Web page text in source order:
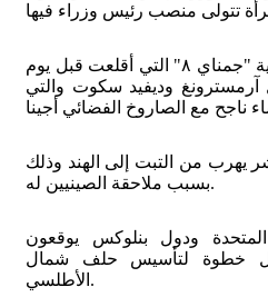
١٩٦٦ - عودة المركبة الفضائية "جمناي ٨" التي أقلعت قبل يوم
آرمسترونغ وديفيد سكوت والتي
عشر يهرب من التبت إلى الهند وذلك
بسبب ملاحقة الصينيين له.
المتحدة ودول بنلوكس يوقعون
خطوة لتأسيس حلف شمال
الأطلسي.